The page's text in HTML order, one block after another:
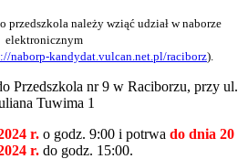
przedszkola należy wziąć udział w naborze
elektronicznym
naborp-kandydat.vulcan.net.pl/raciborz).
Przedszkola nr 9 w Raciborzu, przy ul.
Tuwima 1
r. o godz. 9:00 i potrwa do dnia 20
r. do godz. 15:00.